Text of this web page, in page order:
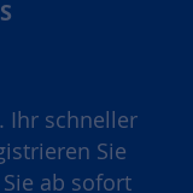
Ihr schneller
Sie
ab sofort